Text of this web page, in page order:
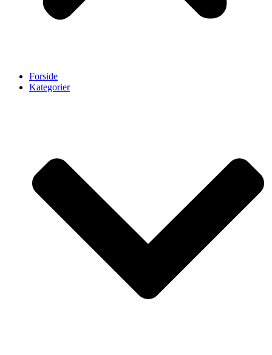
Forside
Kategorier